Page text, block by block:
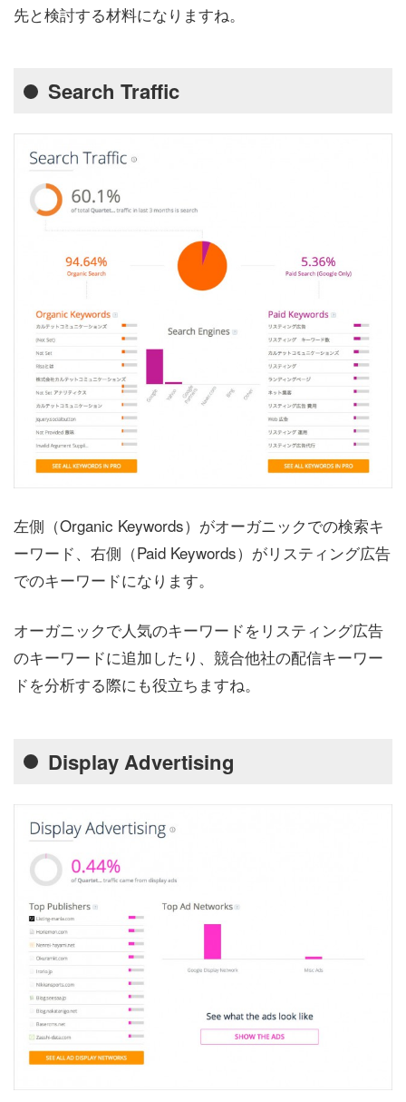
先と検討する材料になりますね。
Search Traffic
左側（Organic Keywords）がオーガニックでの検索キ
ーワード、右側（Paid Keywords）がリスティング広告
でのキーワードになります。
オーガニックで人気のキーワードをリスティング広告
のキーワードに追加したり、競合他社の配信キーワー
ドを分析する際にも役立ちますね。
Display Advertising